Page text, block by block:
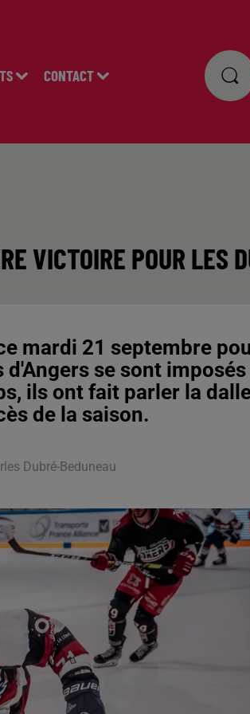
CONTACT
VICTOIRE POUR LES
mardi 21 septembre
d'Angers se sont imposés
ils ont fait parler la
de la saison.
Dubré-Beduneau